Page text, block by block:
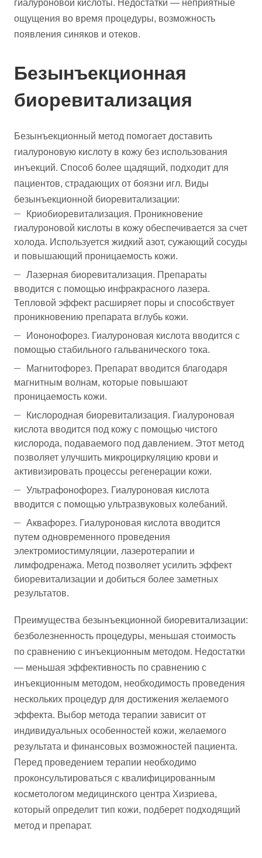
гиалуроновой кислоты. Недостатки — неприятные
ощущения во время процедуры, возможность
появления синяков и отеков.
Безынъекционная
биоревитализация
Безынъекционный метод помогает доставить
гиалуроновую кислоту в кожу без использования
инъекций. Способ более щадящий, подходит для
пациентов, страдающих от боязни игл. Виды
безынъекционной биоревитализации:
Криобиоревитализация. Проникновение
гиалуроновой кислоты в кожу обеспечивается за счет
холода. Используется жидкий азот, сужающий сосуды
и повышающий проницаемость кожи.
Лазерная биоревитализация. Препараты
вводится с помощью инфракрасного лазера.
Тепловой эффект расширяет поры и способствует
проникновению препарата вглубь кожи.
Иононофорез. Гиалуроновая кислота вводится с
помощью стабильного гальванического тока.
Магнитофорез. Препарат вводится благодаря
магнитным волнам, которые повышают
проницаемость кожи.
Кислородная биоревитализация. Гиалуроновая
кислота вводится под кожу с помощью чистого
кислорода, подаваемого под давлением. Этот метод
позволяет улучшить микроциркуляцию крови и
активизировать процессы регенерации кожи.
Ультрафонофорез. Гиалуроновая кислота
вводится с помощью ультразвуковых колебаний.
Аквафорез. Гиалуроновая кислота вводится
путем одновременного проведения
электромиостимуляции, лазеротерапии и
лимфодренажа. Метод позволяет усилить эффект
биоревитализации и добиться более заметных
результатов.
Преимущества безынъекционной биоревитализации:
безболезненность процедуры, меньшая стоимость
по сравнению с инъекционным методом. Недостатки
— меньшая эффективность по сравнению с
инъекционным методом, необходимость проведения
нескольких процедур для достижения желаемого
эффекта. Выбор метода терапии зависит от
индивидуальных особенностей кожи, желаемого
результата и финансовых возможностей пациента.
Перед проведением терапии необходимо
проконсультироваться с квалифицированным
косметологом медицинского центра Хизриева,
который определит тип кожи, подберет подходящий
метод и препарат.